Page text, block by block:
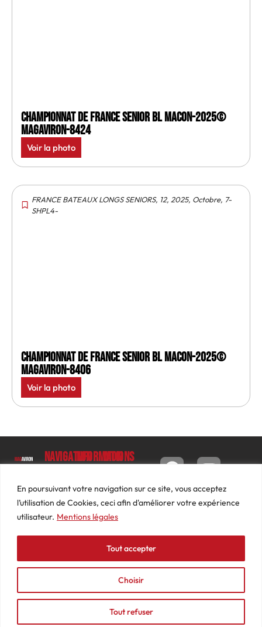
En poursuivant votre navigation sur ce site, vous acceptez
l’utilisation de Cookies, ceci afin d'améliorer votre expérience
utilisateur. Mentions légales
Choisir
Tout refuser
Tout accepter
Championnat de France senior BL Macon-2025©
MagAviron-8424
Voir la photo
FRANCE BATEAUX LONGS SENIORS, 12, 2025, Octobre, 7-
SHPL4-
Championnat de France senior BL Macon-2025©
MagAviron-8406
Voir la photo
Luc
Barbier
69640
74
87
contact@mediasaviron.fr
Navigation
Le
Magazine
Photos
Actualités
Podcasts
Informations
Conditions
générales
de ventes
Mentions
légales
Mon
Tableau
de bord
Commandes
Adresses
Détails
du
compte